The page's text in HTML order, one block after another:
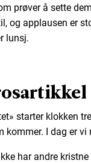
prøver å sette
og applausen er
lunsj.
starter klokken
kommer. I dag er
har andre